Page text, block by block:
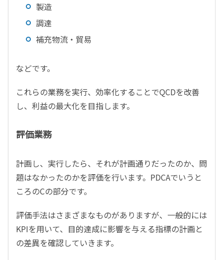
製造
調達
補充物流・貿易
などです。
これらの業務を実行、効率化することでQCDを改善
し、利益の最大化を目指します。
評価業務
計画し、実行したら、それが計画通りだったのか、問
題はなかったのかを評価を行います。PDCAでいうと
ころのCの部分です。
評価手法はさまざまなものがありますが、一般的には
KPIを用いて、目的達成に影響を与える指標の計画と
の差異を確認していきます。